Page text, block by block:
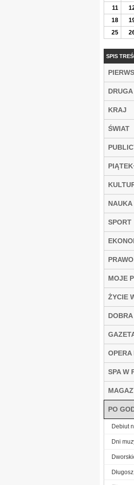
11
18
25
SPIS
KRAJ
ŚWIAT
NAUKA
SPORT
PRAWO
MOJE
ŻYCIE
OPERA
SPA W
PO
Debiut
Dni